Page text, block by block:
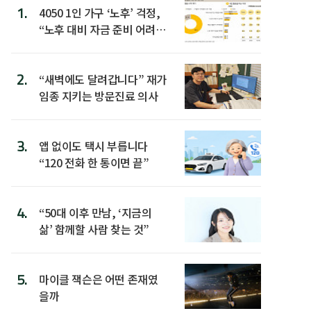
1.
4050 1인 가구 ‘노후’ 걱정,
“노후 대비 자금 준비 어려
2.
“새벽에도 달려갑니다” 재가
임종 지키는 방문진료 의사
3.
앱 없이도 택시 부릅니다
“120 전화 한 통이면 끝”
4.
“50대 이후 만남, ‘지금의
삶’ 함께할 사람 찾는 것”
5.
마이클 잭슨은 어떤 존재였
을까